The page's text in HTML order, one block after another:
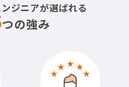
ジニアが選ばれる
つの強み